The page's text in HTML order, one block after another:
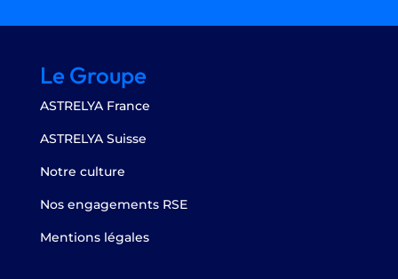
Le Groupe
ASTRELYA France
ASTRELYA Suisse
Notre culture
Nos engagements RSE
Mentions légales